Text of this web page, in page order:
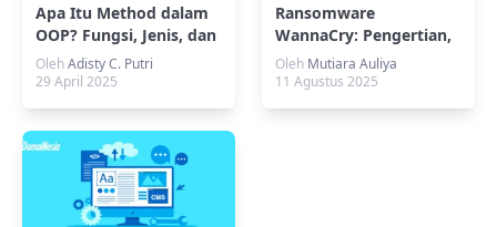
Apa Itu Method dalam
OOP? Fungsi, Jenis, dan
Contoh Praktisnya
OlehAdisty C. Putri
29 April 2025
Ransomware
WannaCry: Pengertian,
Cara Kerja, dan
Dampaknya
Oleh Mutiara Auliya
11 Agustus 2025